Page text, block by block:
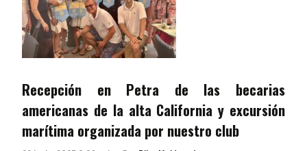
Recepción en Petra de las becarias
americanas de la alta California y excursión
marítima organizada por nuestro club